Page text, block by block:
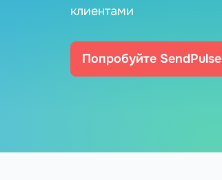
клиентами
Попробуйте SendPulse